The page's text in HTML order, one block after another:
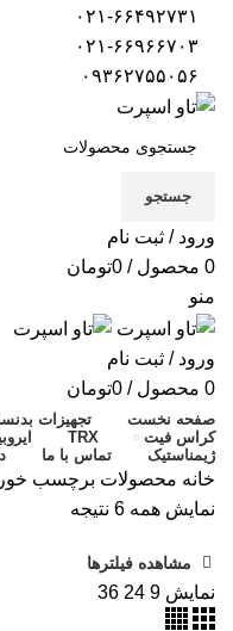
جستجو
ورود / ثبت نام
0 محصول / تومان0
منو
ورود / ثبت نام
0 محصول / تومان0
صفحه نخست تجهیزات
کراس فیت
TRX
ژیمناستیک
تماس با ما
خانه محصولات برچسب
نمایش همه 6 نتیجه
مشاهده فیلترها
نمایش 9
24
36